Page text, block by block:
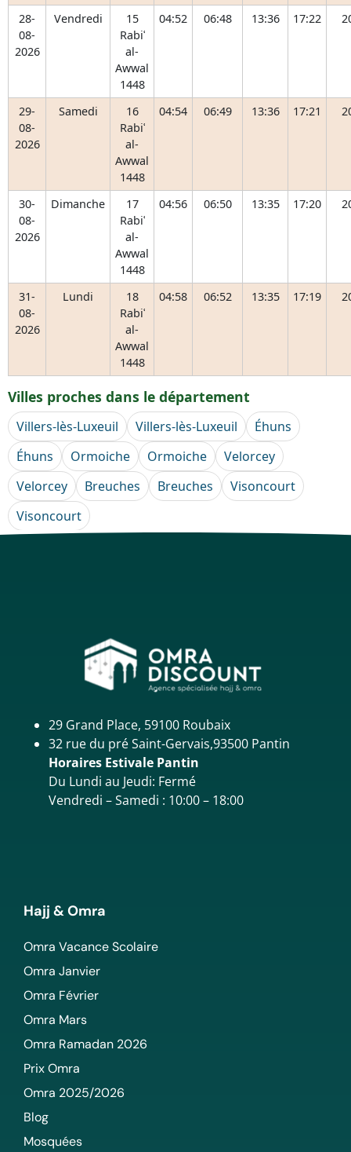
28-
08-
2026
Vendredi
15
Rabiʿ
al-
Awwal
1448
04:52 06:48 13:36 17:22
29-
08-
2026
Samedi
16
Rabiʿ
al-
Awwal
1448
04:54 06:49 13:36 17:21
30-
08-
2026
Dimanche
17
Rabiʿ
al-
Awwal
1448
04:56 06:50 13:35 17:20
31-
08-
2026
Lundi
18
Rabiʿ
al-
Awwal
1448
04:58 06:52 13:35 17:19
Villes proches dans le département
Villers-lès-Luxeuil Villers-lès-Luxeuil
Éhuns
Éhuns
Ormoiche Ormoiche
Velorcey
Velorcey
Breuches Breuches
Visoncourt
Visoncourt
29 Grand Place, 59100 Roubaix
32 rue du pré Saint-Gervais,93500 Pantin
Horaires Estivale Pantin
Du Lundi au Jeudi: Fermé
Vendredi – Samedi : 10:00 – 18:00
Hajj & Omra
Omra Vacance Scolaire
Omra Janvier
Omra Février
Omra Mars
Omra Ramadan 2026
Prix Omra
Omra 2025/2026
Blog
Mosquées